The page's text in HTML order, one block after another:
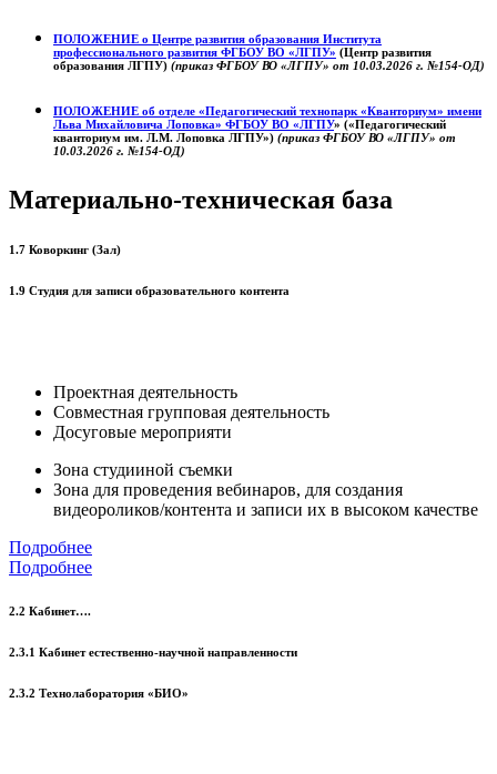
ПОЛОЖЕНИЕ о Центре развития образования Института
профессионального развития ФГБОУ ВО «ЛГПУ» (Центр развития
образования ЛГПУ) (приказ ФГБОУ ВО «ЛГПУ» от 10.03.2026 г. №154-ОД)
ПОЛОЖЕНИЕ об отделе «Педагогический технопарк «Кванториум» имени
Льва Михайловича Лоповка» ФГБОУ ВО «ЛГПУ» («Педагогический
кванториум им. Л.М. Лоповка ЛГПУ») (приказ ФГБОУ ВО «ЛГПУ» от
10.03.2026 г. №154-ОД)
Материально-техническая база
1.7 Коворкинг (Зал)
1.9 Студия для записи образовательного контента
Проектная деятельность
Совместная групповая деятельность
Досуговые мероприяти
Зона студииной съемки
Зона для проведения вебинаров, для создания
видеороликов/контента и записи их в высоком качестве
Подробнее
Подробнее
2.2 Кабинет….
2.3.1 Кабинет естественно-научной направленности
2.3.2 Технолаборатория «БИО»